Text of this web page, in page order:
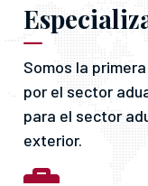
Somos la
por el sector
para el sector
exterior.